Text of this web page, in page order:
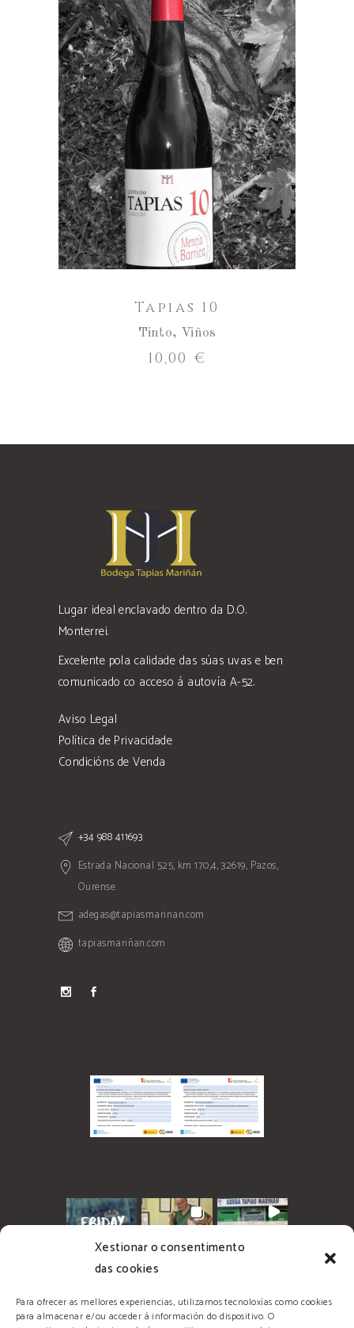
Xestionar o consentimento
das cookies
Para ofrecer as mellores experiencias, utilizamos tecnoloxías como cookies
para almacenar e/ou acceder á información do dispositivo. O
ENGADIR AO CARRO
Tapias 10
Tinto, Viños
10,00 €
Lugar ideal enclavado dentro da D.O.
Monterrei.
Excelente pola calidade das súas uvas e ben
comunicado co acceso á autovía A-52.
Aviso Legal
Política de Privacidade
Condicións de Venda
+34 988 411693
Estrada Nacional 525, km 170,4, 32619, Pazos,
Ourense
adegas@tapiasmarinan.com
tapiasmariñan.com